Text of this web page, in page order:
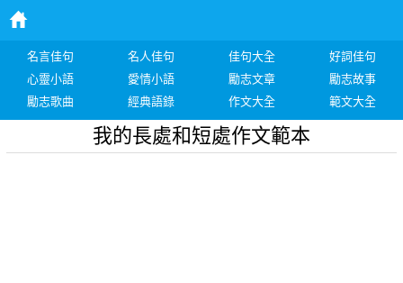
名言佳句 名人佳句 佳句大全
好詞佳句
心靈小語
愛情小語 勵志文章
勵志故事
勵志歌曲
經典語錄 作文大全 範文大全
我的長處和短處作文範本